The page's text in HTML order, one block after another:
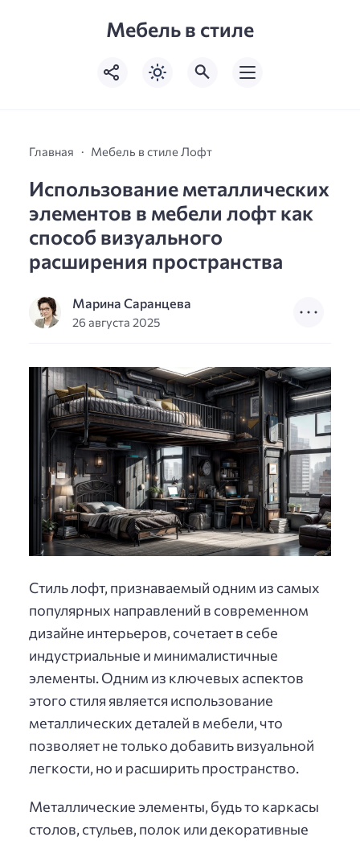
Мебель в стиле
Главная Мебель в стиле Лофт
Использование металлических
элементов в мебели лофт как
способ визуального
расширения пространства
Марина Саранцева
26 августа 2025
Стиль лофт, признаваемый одним из самых
популярных направлений в современном
дизайне интерьеров, сочетает в себе
индустриальные и минималистичные
элементы. Одним из ключевых аспектов
этого стиля является использование
металлических деталей в мебели, что
позволяет не только добавить визуальной
легкости, но и расширить пространство.
Металлические элементы, будь то каркасы
столов, стульев, полок или декоративные